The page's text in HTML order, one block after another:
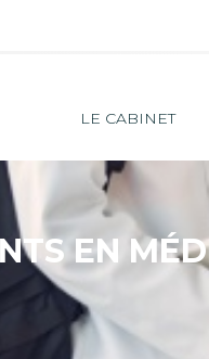
Principal
LE CABINET
EN